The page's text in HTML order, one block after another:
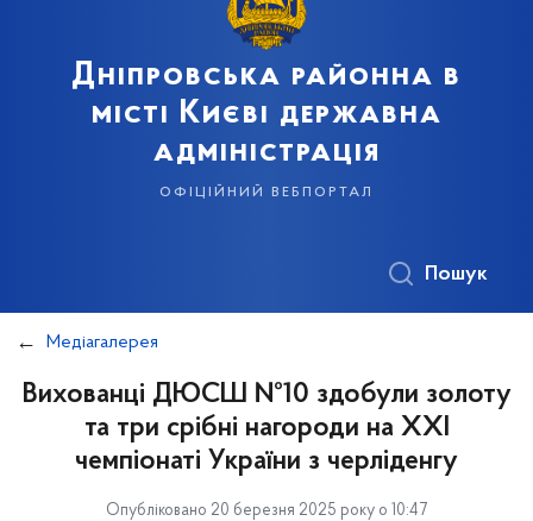
Дніпровська районна в
місті Києві державна
адміністрація
офіційний вебпортал
Пошук
Медіагалерея
Вихованці ДЮСШ №10 здобули золоту
та три срібні нагороди на ХХІ
чемпіонаті України з черліденгу
Опубліковано 20 березня 2025 року о 10:47